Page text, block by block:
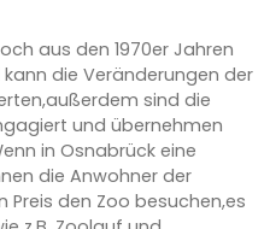
aus den 1970er Jahren
die Veränderungen der
sind die
und übernehmen
in Osnabrück eine
die Anwohner der
Preis den Zoo besuchen,es